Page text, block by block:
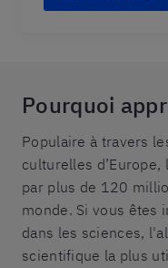
Pourquoi
Populaire à travers
culturelles
par plus de 120
monde. Si vous êtes
dans les sciences,
scientifique la plus